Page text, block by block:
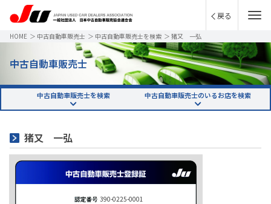
戻る
HOME ＞ 中古自動車販売士 ＞ 中古自動車販売士を検索 ＞ 猪又 一弘
中古自動車販売士
中古自動車販売士を検索 中古自動車販売士のいるお店を検索
猪又 一弘
390-0225-0001